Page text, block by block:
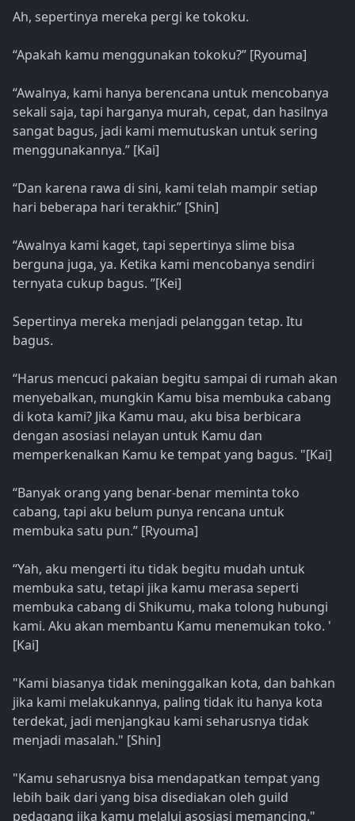
Ah, sepertinya mereka pergi ke tokoku.
“Apakah kamu menggunakan tokoku?” [Ryouma]
“Awalnya, kami hanya berencana untuk mencobanya
sekali saja, tapi harganya murah, cepat, dan hasilnya
sangat bagus, jadi kami memutuskan untuk sering
menggunakannya.” [Kai]
“Dan karena rawa di sini, kami telah mampir setiap
hari beberapa hari terakhir.” [Shin]
“Awalnya kami kaget, tapi sepertinya slime bisa
berguna juga, ya. Ketika kami mencobanya sendiri
ternyata cukup bagus. ”[Kei]
Sepertinya mereka menjadi pelanggan tetap. Itu
bagus.
“Harus mencuci pakaian begitu sampai di rumah akan
menyebalkan, mungkin Kamu bisa membuka cabang
di kota kami? Jika Kamu mau, aku bisa berbicara
dengan asosiasi nelayan untuk Kamu dan
memperkenalkan Kamu ke tempat yang bagus. "[Kai]
“Banyak orang yang benar-benar meminta toko
cabang, tapi aku belum punya rencana untuk
membuka satu pun.” [Ryouma]
“Yah, aku mengerti itu tidak begitu mudah untuk
membuka satu, tetapi jika kamu merasa seperti
membuka cabang di Shikumu, maka tolong hubungi
kami. Aku akan membantu Kamu menemukan toko. '
[Kai]
"Kami biasanya tidak meninggalkan kota, dan bahkan
jika kami melakukannya, paling tidak itu hanya kota
terdekat, jadi menjangkau kami seharusnya tidak
menjadi masalah." [Shin]
"Kamu seharusnya bisa mendapatkan tempat yang
lebih baik dari yang bisa disediakan oleh guild
pedagang jika kamu melalui asosiasi memancing."